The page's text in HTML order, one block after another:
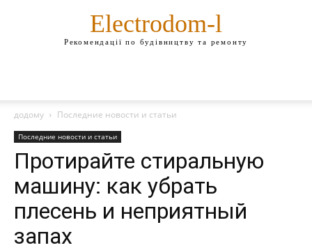
Electrodom-l
Рекомендації по будівництву та ремонту
додому Последние новости и статьи
Последние новости и статьи
Протирайте стиральную
машину: как убрать
плесень и неприятный
запах